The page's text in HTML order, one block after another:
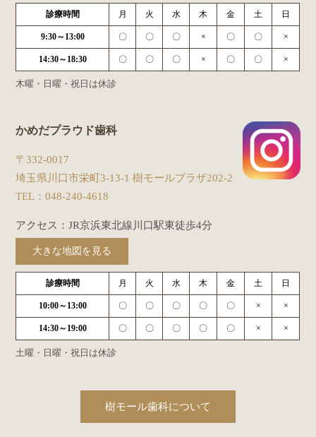
診療時間 月 火 水 木 金 土 日
9:30～13:00 〇 〇 〇 × 〇 〇 ×
14:30～18:30 〇 〇 〇 × 〇 〇 ×
木曜・日曜・祝日は休診
かめだプラウド歯科
〒332-0017
埼玉県川口市栄町3-13-1 樹モールプラザ202-2
TEL：048-240-4618
アクセス：JR京浜東北線川口駅東徒歩4分
大きな地図を見る
診療時間 月 火 水 木 金 土 日
10:00～13:00 〇 〇 〇 〇 〇 × ×
14:30～19:00 〇 〇 〇 〇 〇 × ×
土曜・日曜・祝日は休診
樹モール歯科について